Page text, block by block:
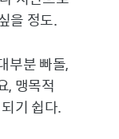
을 정도.
부분 빠돌,
, 맹목적
기 쉽다.